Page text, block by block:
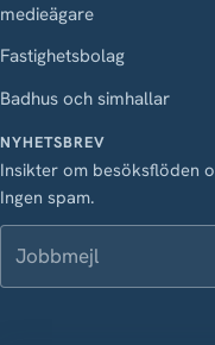
medieägare
Fastighetsbolag
Badhus och simhallar
NYHETSBREV
Insikter om besöksflöden
Ingen spam.